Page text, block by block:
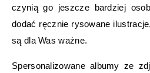
czynią go jeszcze bardziej
dodać ręcznie rysowane
są dla Was ważne.
Spersonalizowane albumy ze